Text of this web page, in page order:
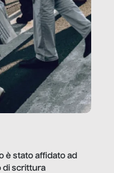
è stato affidato ad
di scrittura